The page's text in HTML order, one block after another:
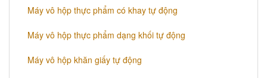
Máy vô hộp thực phẩm có khay tự động
Máy vô hộp thực phẩm dạng khối tự động
Máy vô hộp khăn giấy tự động